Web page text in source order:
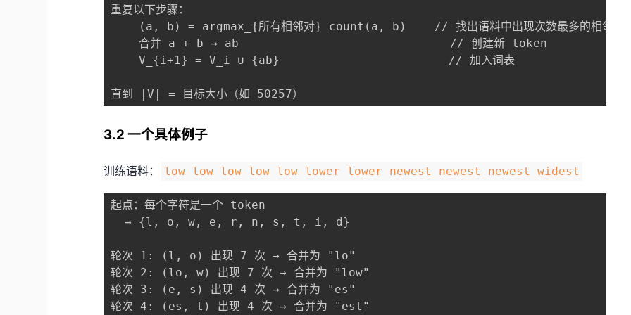
重复以下步骤：
(a, b) = argmax_{所有相邻对} count(a, b)    // 找出语料中出现次数最多的相邻
合并 a + b → ab                              // 创建新 token
V_{i+1} = V_i ∪ {ab}                        // 加入词表
直到 |V| = 目标大小（如 50257）
3.2 一个具体例子
训练语料： low low low low low lower lower newest newest newest widest
起点：每个字符是一个 token
→ {l, o, w, e, r, n, s, t, i, d}
轮次 1: (l, o) 出现 7 次 → 合并为 "lo"
轮次 2: (lo, w) 出现 7 次 → 合并为 "low"
轮次 3: (e, s) 出现 4 次 → 合并为 "es"
轮次 4: (es, t) 出现 4 次 → 合并为 "est"